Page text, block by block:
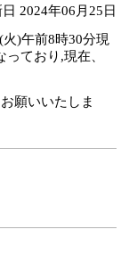
2024年06月25日
)午前8時30分現
ており,現在、
願いいたしま